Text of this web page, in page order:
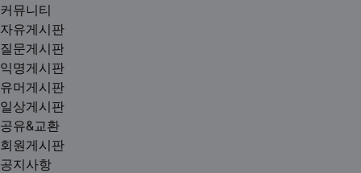
커뮤니티
자유게시판
질문게시판
익명게시판
유머게시판
일상게시판
공유&교환
회원게시판
공지사항